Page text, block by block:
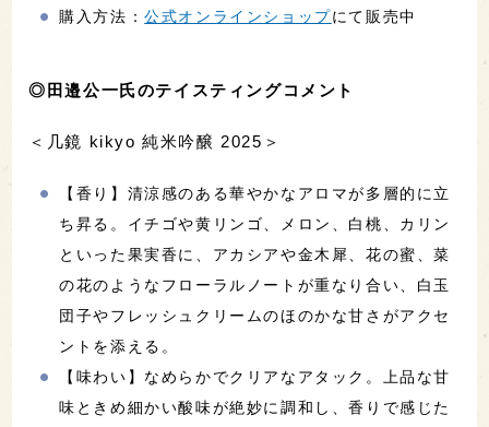
購入方法：公式オンラインショップにて販売中
◎田邉公一氏のテイスティングコメント
＜几鏡 kikyo 純米吟醸 2025＞
【香り】清涼感のある華やかなアロマが多層的に立
ち昇る。イチゴや黄リンゴ、メロン、白桃、カリン
といった果実香に、アカシアや金木犀、花の蜜、菜
の花のようなフローラルノートが重なり合い、白玉
団子やフレッシュクリームのほのかな甘さがアクセ
ントを添える。
【味わい】なめらかでクリアなアタック。上品な甘
味ときめ細かい酸味が絶妙に調和し、香りで感じた